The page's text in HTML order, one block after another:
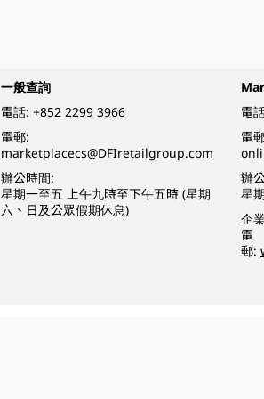
一般查詢
電話: +852 2299 3966
電郵:
marketplacecs@DFIretailgroup.com
辦公時間:
星期一至五 上午九時至下午五時 (星期
六、日及公眾假期休息)
電
電
辦
星
企
電
郵: